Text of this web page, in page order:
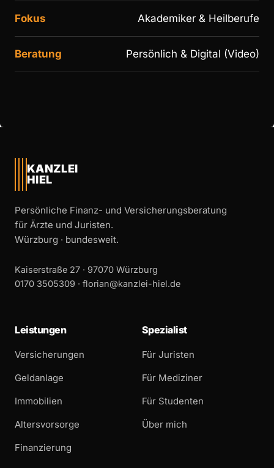
Fokus Akademiker & Heilberufe
Beratung Persönlich & Digital (Video)
KANZLEI
HIEL
Persönliche Finanz- und Versicherungsberatung
für Ärzte und Juristen.
Würzburg · bundesweit.
Kaiserstraße 27 · 97070 Würzburg
0170 3505309 · florian@kanzlei-hiel.de
Leistungen
Versicherungen
Geldanlage
Immobilien
Altersvorsorge
Finanzierung
Spezialist
Für Juristen
Für Mediziner
Für Studenten
Über mich